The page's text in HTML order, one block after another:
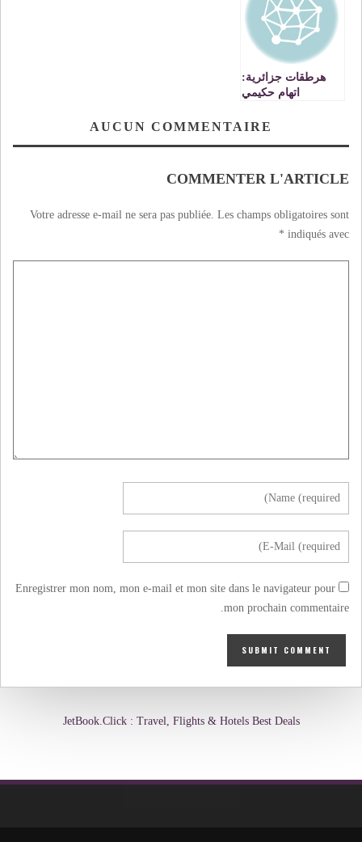
COUP D’ENVOIE
DES CAEDELs DE
LA REGION DE
MARRAKECH-
SAFI
هرطقات جزائرية:
اتهام حكيمي
الجزائريين خلال تحدٍّAUCUN COMMENTAIRE
COMMENTER L'ARTICLE
Votre adresse e-mail ne sera pas publiée. Les champs obligatoires sont
indiqués avec
*
Enregistrer mon nom, mon e-mail et mon site dans le navigateur pour
mon prochain commentaire.
JetBook.Click : Travel, Flights & Hotels Best Deals